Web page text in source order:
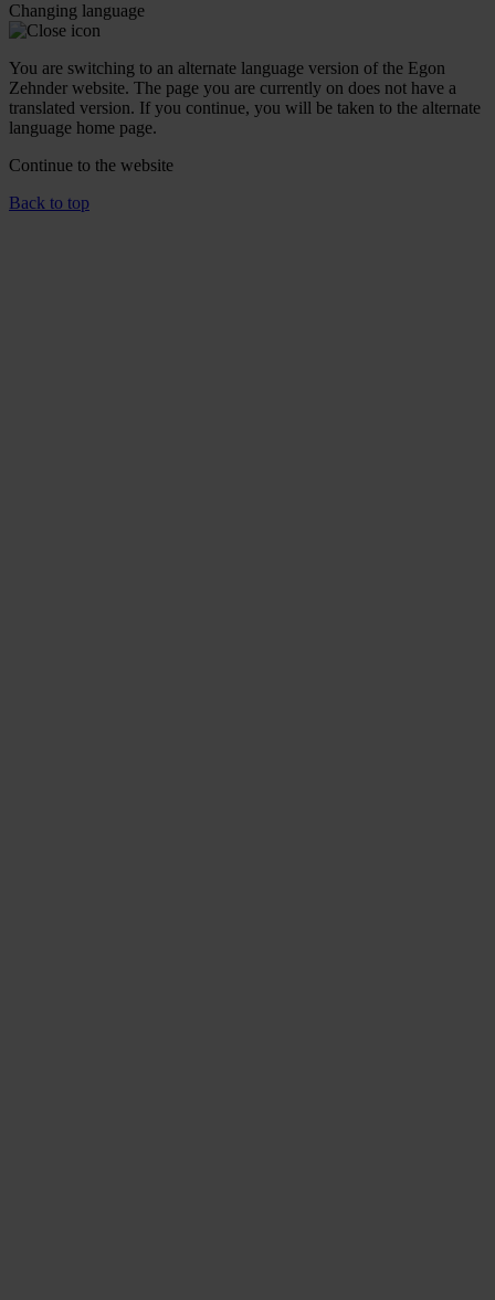
Changing language
You are switching to an alternate language version of the Egon
Zehnder website. The page you are currently on does not have a
translated version. If you continue, you will be taken to the alternate
language home page.
Continue to the website
Back to top